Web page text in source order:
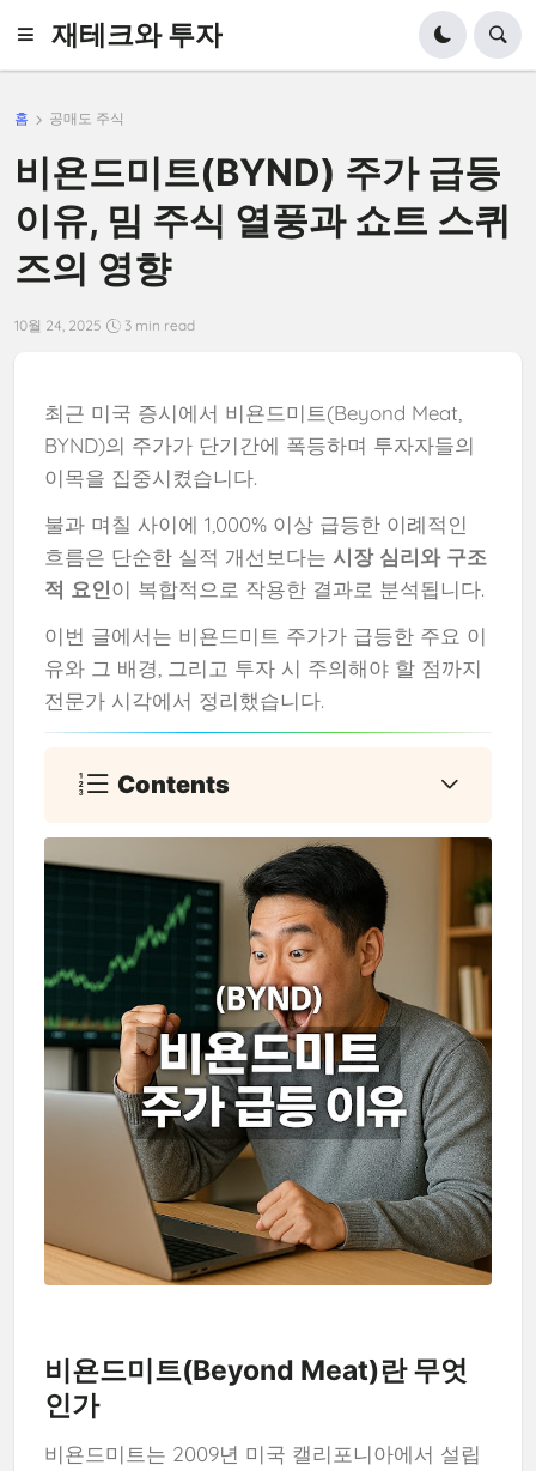
재테크와 투자
홈 공매도 주식
비욘드미트(BYND) 주가 급등
이유, 밈 주식 열풍과 쇼트 스퀴
즈의 영향
10월 24, 2025 3 min read
최근 미국 증시에서 비욘드미트(Beyond Meat,
BYND)의 주가가 단기간에 폭등하며 투자자들의
이목을 집중시켰습니다.
불과 며칠 사이에 1,000% 이상 급등한 이례적인
흐름은 단순한 실적 개선보다는 시장 심리와 구조
적 요인이 복합적으로 작용한 결과로 분석됩니다.
이번 글에서는 비욘드미트 주가가 급등한 주요 이
유와 그 배경, 그리고 투자 시 주의해야 할 점까지
전문가 시각에서 정리했습니다.
Contents
비욘드미트(Beyond Meat)란 무엇
인가
비욘드미트는 2009년 미국 캘리포니아에서 설립